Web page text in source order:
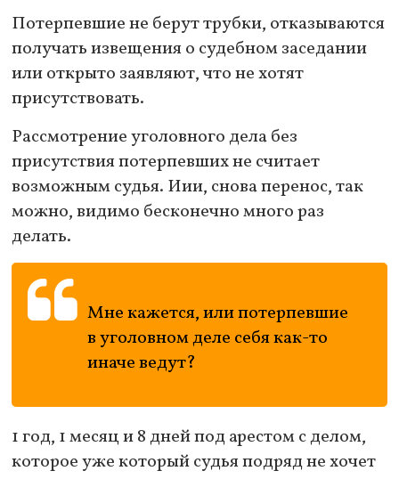
Потерпевшие не берут трубки, отказываются
получать извещения о судебном заседании
или открыто заявляют, что не хотят
присутствовать.
Рассмотрение уголовного дела без
присутствия потерпевших не считает
возможным судья. Иии, снова перенос, так
можно, видимо бесконечно много раз
делать.
Мне кажется, или потерпевшие
в уголовном деле себя как-то
иначе ведут?
1 год, 1 месяц и 8 дней под арестом с делом,
которое уже который судья подряд не хочет